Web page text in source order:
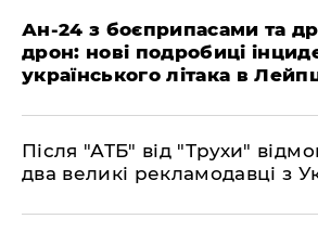
​Ан-24 з боєприпасами та
дрон: нові подробиці
українського літака в
​Після "АТБ" від "Трухи"
два великі рекламодавці з